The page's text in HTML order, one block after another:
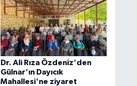
Dr. Ali Rıza Özdeniz'den
Gülnar'ın Dayıcık
Mahallesi'ne ziyaret